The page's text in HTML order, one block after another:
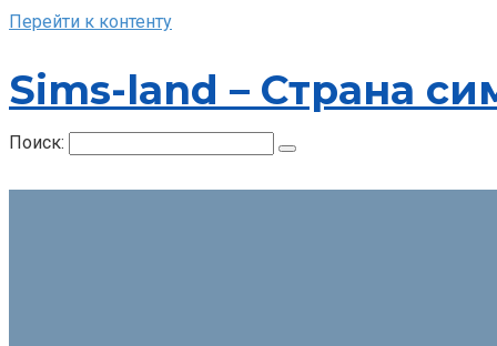
Перейти к контенту
Sims-land – Страна
Поиск: